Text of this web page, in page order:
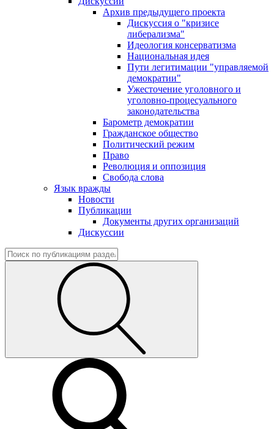
Архив предыдущего проекта
Дискуссия о "кризисе
либерализма"
Идеология консерватизма
Национальная идея
Пути легитимации "управляемой
демократии"
Ужесточение уголовного и
уголовно-процесуального
законодательства
Барометр демократии
Гражданское общество
Политический режим
Право
Революция и оппозиция
Свобода слова
Язык вражды
Новости
Публикации
Документы других организаций
Дискуссии